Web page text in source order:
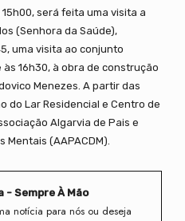
será feita uma visita a
(Senhora da Saúde),
uma visita ao conjunto
16h30, à obra de construção
Menezes. A partir das
do Lar Residencial e Centro de
Algarvia de Pais e
Mentais (AAPACDM).
- Sempre À Mão
notícia para nós ou deseja